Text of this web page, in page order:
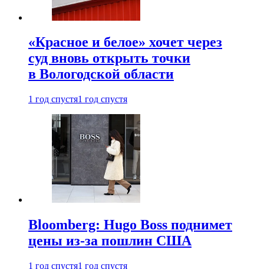
«Красное и белое» хочет через
суд вновь открыть точки
в Вологодской области
1 год спустя1 год спустя
Bloomberg: Hugo Boss поднимет
цены из-за пошлин США
1 год спустя1 год спустя